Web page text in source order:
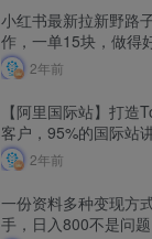
小红书最新拉新野路
作，一单15块，做得
2年前
【阿里国际站】打造
客户，​95%的国际站
2年前
一份资料多种变现方
手，日入800不是问题